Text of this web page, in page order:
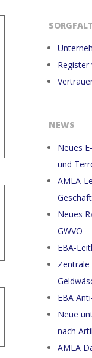
NEWS
Neues
und
AMLA-
Neues
GWVO
EBA-
EBA
Neue
nach
AMLA